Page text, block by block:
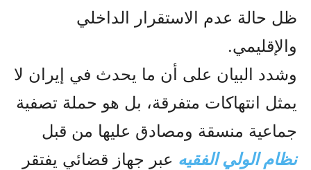
ظل حالة عدم الاستقرار الداخلي
والإقليمي.
وشدد البيان على أن ما يحدث في إيران لا
يمثل انتهاكات متفرقة، بل هو حملة تصفية
جماعية منسقة ومصادق عليها من قبل
نظام الولي الفقيه عبر جهاز قضائي يفتقر